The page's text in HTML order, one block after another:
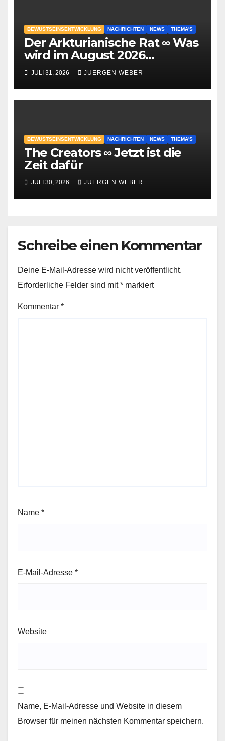
BEWUSTSEINSENTWICKLUNG NACHRICHTEN NEWS THEMA'S
Der Arkturianische Rat ∞ Was
wird im August 2026
geschehen?
JULI 31, 2026 JUERGEN WEBER
BEWUSTSEINSENTWICKLUNG NACHRICHTEN NEWS THEMA'S
The Creators ∞ Jetzt ist die
Zeit dafür
JULI 30, 2026 JUERGEN WEBER
Schreibe einen Kommentar
Deine E-Mail-Adresse wird nicht veröffentlicht.
Erforderliche Felder sind mit* markiert
Kommentar *
Name *
E-Mail-Adresse *
Website
Name, E-Mail-Adresse und Website in diesem
Browser für meinen nächsten Kommentar speichern.